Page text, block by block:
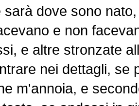
sarà dove sono
e non
e altre stronzate
nei dettagli, se
m'annoia, e